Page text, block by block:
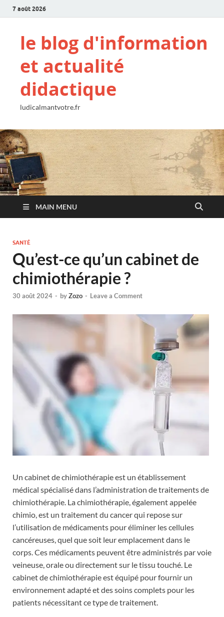
7 août 2026
le blog d'information
et actualité
didactique
ludicalmantvotre.fr
MAIN MENU
SANTÉ
Qu’est-ce qu’un cabinet de
chimiothérapie ?
30 août 2024 - byZozo - Leave a Comment
Un cabinet de chimiothérapie est un établissement
médical spécialisé dans l’administration de traitements de
chimiothérapie. La chimiothérapie, également appelée
chimio, est un traitement du cancer qui repose sur
l’utilisation de médicaments pour éliminer les cellules
cancéreuses, quel que soit leur emplacement dans le
corps. Ces médicaments peuvent être administrés par voie
veineuse, orale ou directement sur le tissu touché. Le
cabinet de chimiothérapie est équipé pour fournir un
environnement adapté et des soins complets pour les
patients nécessitant ce type de traitement.